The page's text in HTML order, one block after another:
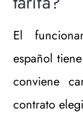
El
español
conviene
contrato